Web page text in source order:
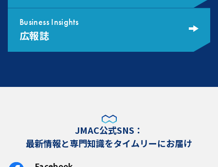
Business Insights
広報誌
JMAC公式SNS：
最新情報と専門知識をタイムリーにお届け